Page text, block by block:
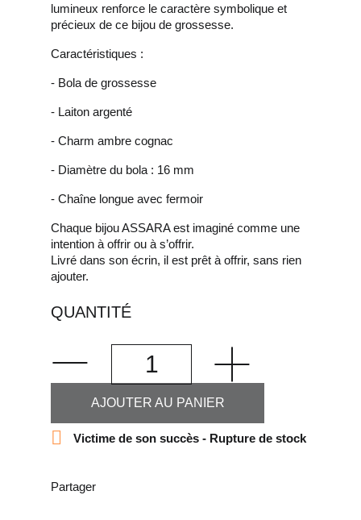
lumineux renforce le caractère symbolique et
précieux de ce bijou de grossesse.
Caractéristiques :
- Bola de grossesse
- Laiton argenté
- Charm ambre cognac
- Diamètre du bola : 16 mm
- Chaîne longue avec fermoir
Chaque bijou ASSARA est imaginé comme une
intention à offrir ou à s’offrir.
Livré dans son écrin, il est prêt à offrir, sans rien
ajouter.
QUANTITÉ
AJOUTER AU PANIER
 Victime de son succès - Rupture de stock
Partager